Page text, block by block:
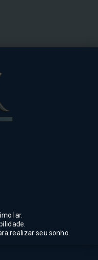
lar.
realizar seu sonho.